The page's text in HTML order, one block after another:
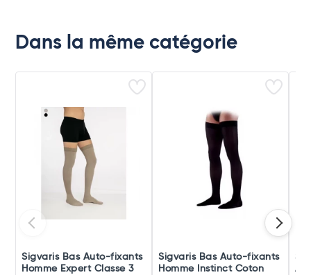
Dans la même catégorie
Sigvaris Bas Auto-fixants
Homme Expert Classe 3
Sigvaris Bas Auto-fixants
Homme Instinct Coton